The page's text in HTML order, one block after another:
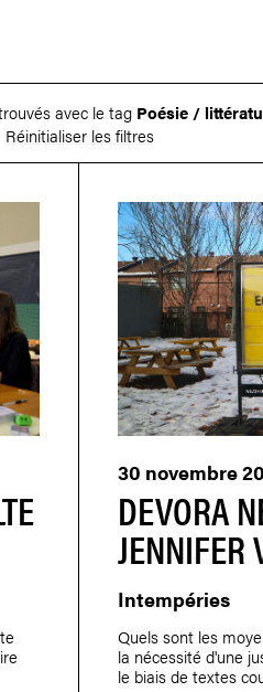
avec le tag Poésie /
Réinitialiser les filtres
DEVORA
JENNIFER
30 novembre
Intempéries
Quels sont les
la nécessité d'une
le biais de textes